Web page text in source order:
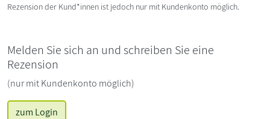
Rezension der Kund*innen ist jedoch nur mit Kundenkonto möglich.
Melden Sie sich an und schreiben Sie eine
Rezension
(nur mit Kundenkonto möglich)
zum Login